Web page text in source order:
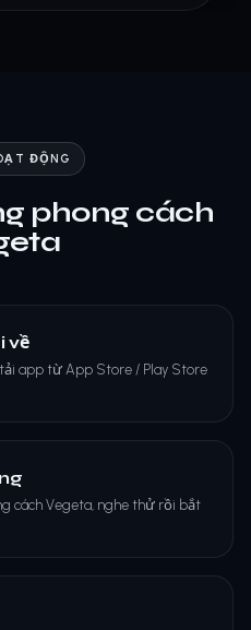
ĐỘNG
phong cách
về
app từ App Store / Play Store
cách Vegeta, nghe thử rồi bắt